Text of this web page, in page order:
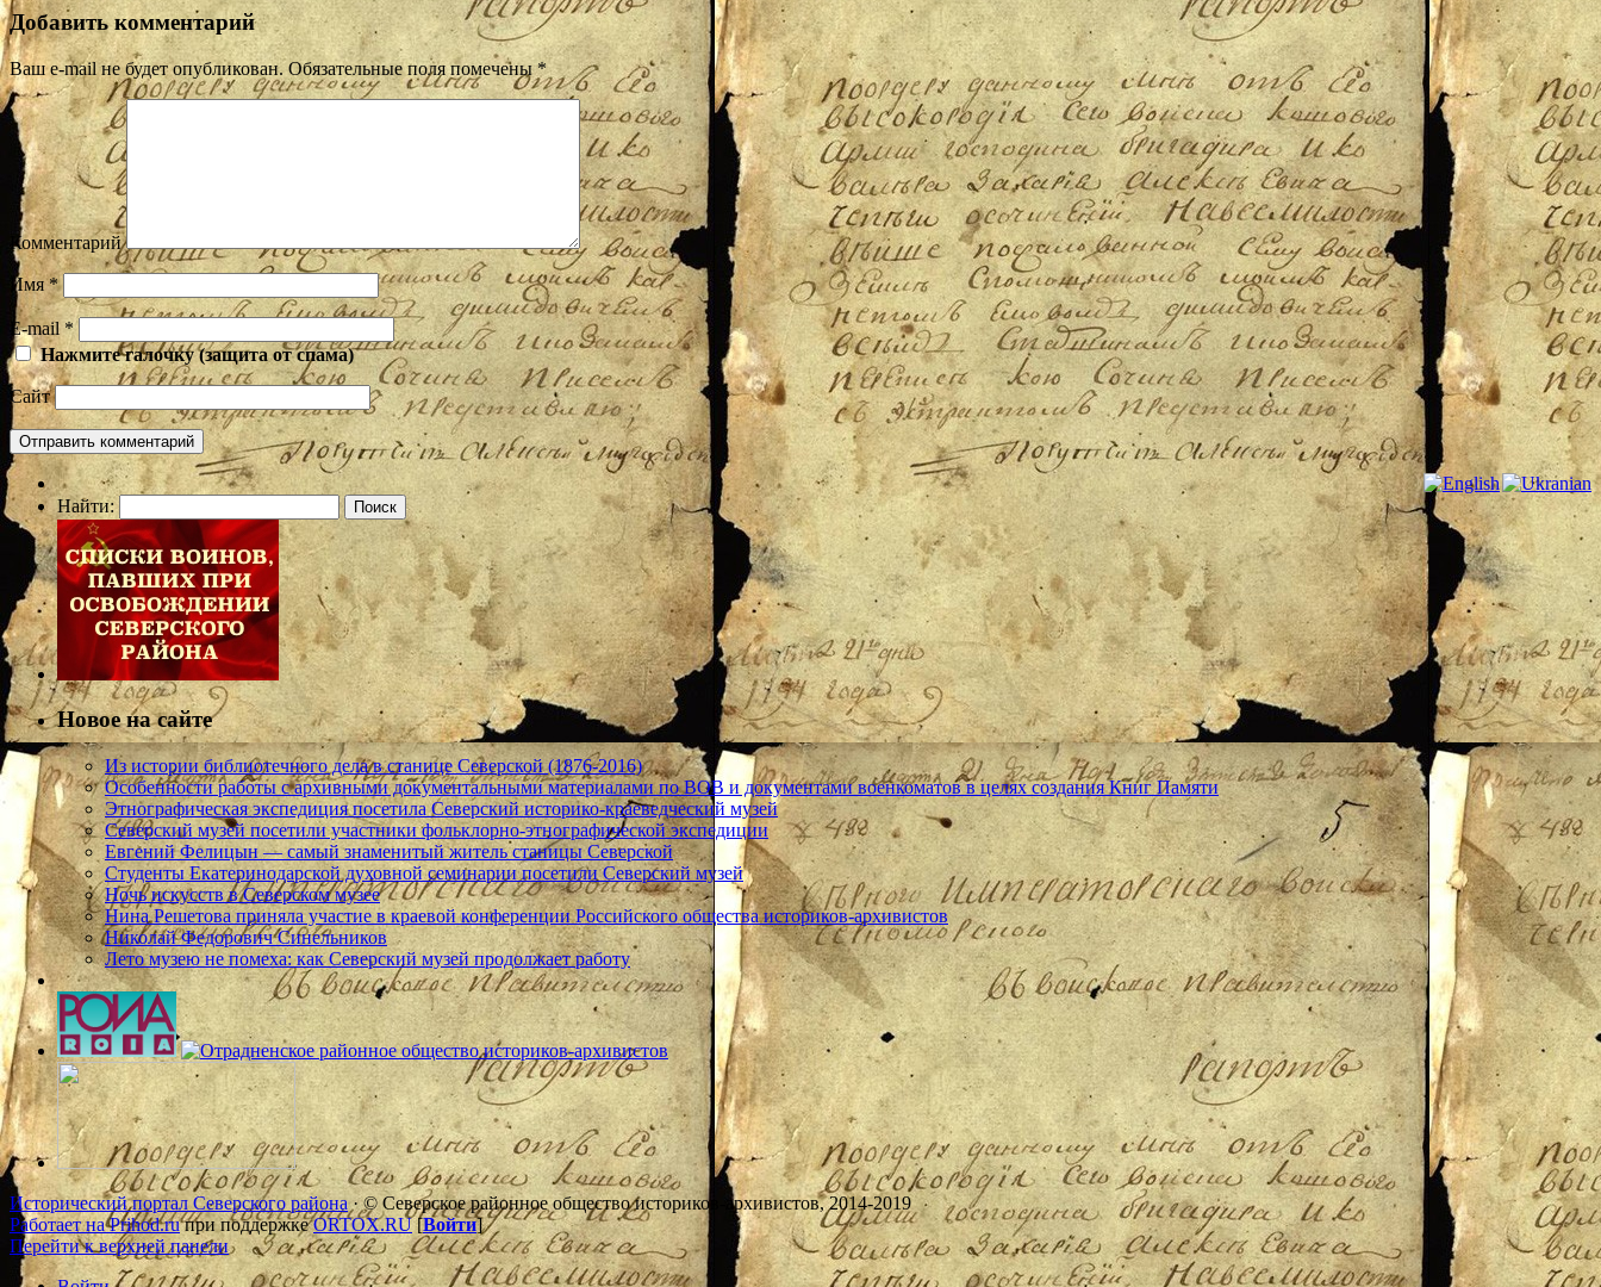
Добавить комментарий
Ваш e-mail не будет опубликован.Обязательные поля помечены*
Комментарий
Имя*
E-mail *
Нажмите галочку (защита от спама)
Сайт
Найти:
Новое на сайте
Из истории библиотечного дела в станице Северской (1876-2016)
Особенности работы с архивными документальными материалами по ВОВ и документами военкоматов в целях создания Книг Памяти
Этнографическая экспедиция посетила Северский историко-краеведческий музей
Северский музей посетили участники фольклорно-этнографической экспедиции
Евгений Фелицын — самый знаменитый житель станицы Северской
Студенты Екатеринодарской духовной семинарии посетили Северский музей
Ночь искусств в Северском музее
Нина Решетова приняла участие в краевой конференции Российского общества историков-архивистов
Николай Федорович Синельников
Лето музею не помеха: как Северский музей продолжает работу
Исторический портал Северского района· © Северское районное общество историков-архивистов, 2014-2019
Работает на Prihod.ruпри поддержкеORTOX.RU[Войти]
Перейти к верхней панели